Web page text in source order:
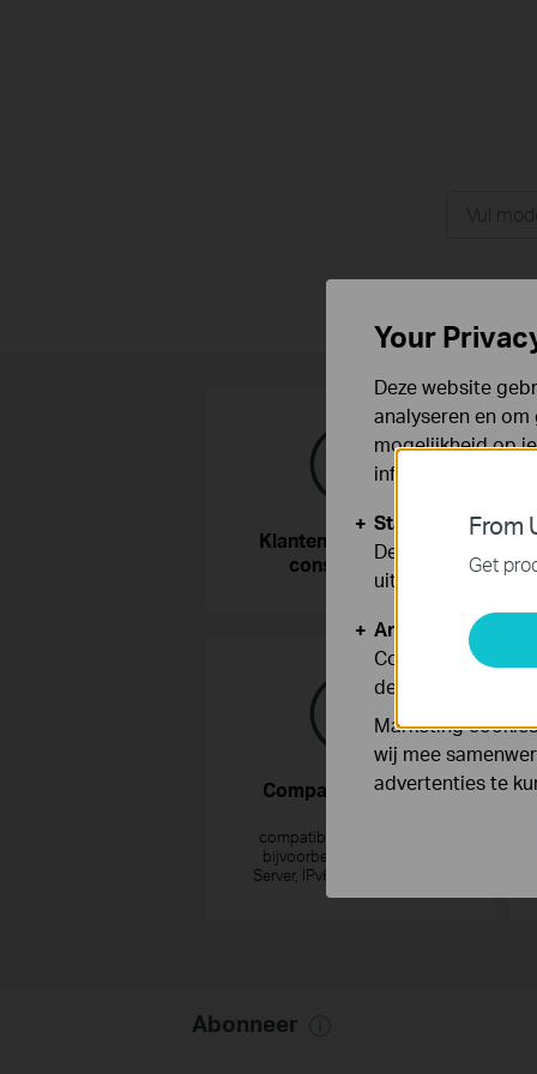
Klantenservice voor
consumenten
Compatibiliteitslijst
compatibiliteitslijsten voor
bijvoorbeeld 3G/4G, Print
Server, IPv6 en Windows 10.
Abonneer
From
Get
Your
Deze website
analyseren en
mogelijkheid op
informatie.
Standaard
Deze cookies zijn
uitgeschakeld.
Analyse en
Cookies voor
de functionaliteit
Marketing
wij mee
advertenties te